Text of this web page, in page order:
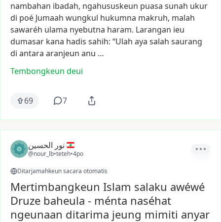
nambahan ibadah, ngahususkeun puasa sunah ukur
di poé Jumaah wungkul hukumna makruh, malah
sawaréh ulama nyebutna haram. Larangan ieu
dumasar kana hadis sahih: “Ulah aya salah saurang
di antara aranjeun anu …
Tembongkeun deui
69 7
نور الحسين
@nour_lb•teteh•4po
Ditarjamahkeun sacara otomatis
Mertimbangkeun Islam salaku awéwé
Druze baheula - ménta naséhat
ngeunaan ditarima jeung mimiti anyar